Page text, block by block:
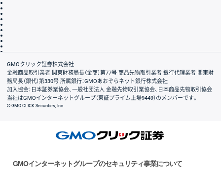
会社案内
GMOクリック証券株式会社
金融商品取引業者 関東財務局長（金商）第77号 商品先物取引業者 銀行代理業者 関東財
務局長（銀代）第330号 所属銀行：GMOあおぞらネット銀行株式会社
加入協会：日本証券業協会、一般社団法人 金融先物取引業協会、日本商品先物取引協会
当社はGMOインターネットグループ（東証プライム上場9449）のメンバーです。
© GMO CLICK Securities, Inc.
GMOインターネットグループのセキュリティ事業について